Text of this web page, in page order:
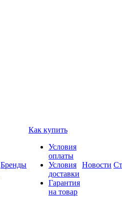
Бренды
Как купить
Условия
оплаты
Условия
доставки
Гарантия
на товар
Новости